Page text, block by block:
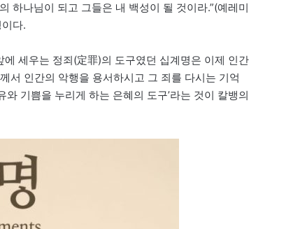
하나님이 되고 그들은 내 백성이 될 것이라.”(예레미
다.
세우는 정죄(定罪)의 도구였던 십계명은 이제 인간
서 인간의 악행을 용서하시고 그 죄를 다시는 기억
기쁨을 누리게 하는 은혜의 도구’라는 것이 칼뱅의